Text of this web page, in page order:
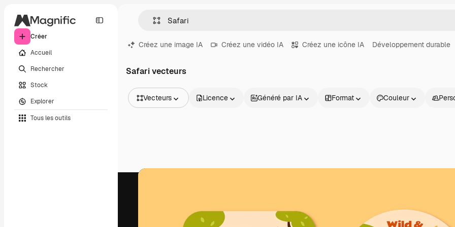
Créer
Accueil
Rechercher
Stock
Explorer
Tous les outils
Créez une image IA Créez une vidéo IA Créez une icône IA Développement durable
Safari vecteurs
Vecteurs
Vidéos
Licence Généré par IA Format Couleur
Commencer